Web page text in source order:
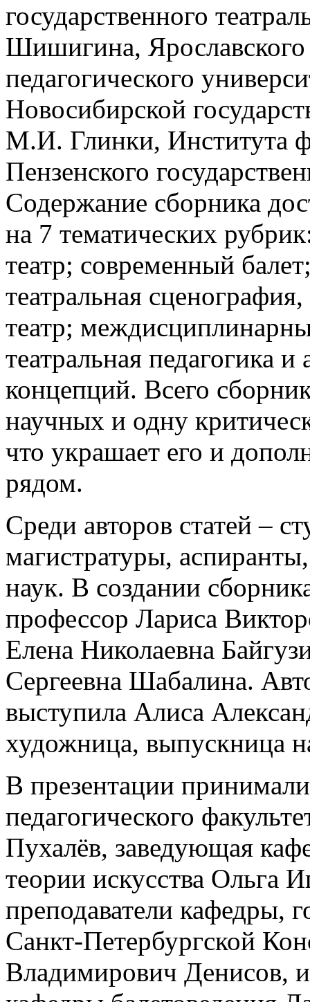
государственного
Шишигина, Ярославского
педагогического
Новосибирской
М.И. Глинки, Института
Пензенского
Содержание сборника
на 7 тематических
театр; современный
театральная
театр;
театральная педагогика
концепций. Всего
научных и одну
что украшает его и
рядом.
Среди авторов статей –
магистратуры,
наук. В создании
профессор Лариса
Елена Николаевна
Сергеевна Шабалина.
выступила Алиса
художница, выпускница
В презентации
педагогического
Пухалёв, заведующая
теории искусства Ольга
преподаватели кафедры,
Санкт-Петербургской
Владимирович Денисов,